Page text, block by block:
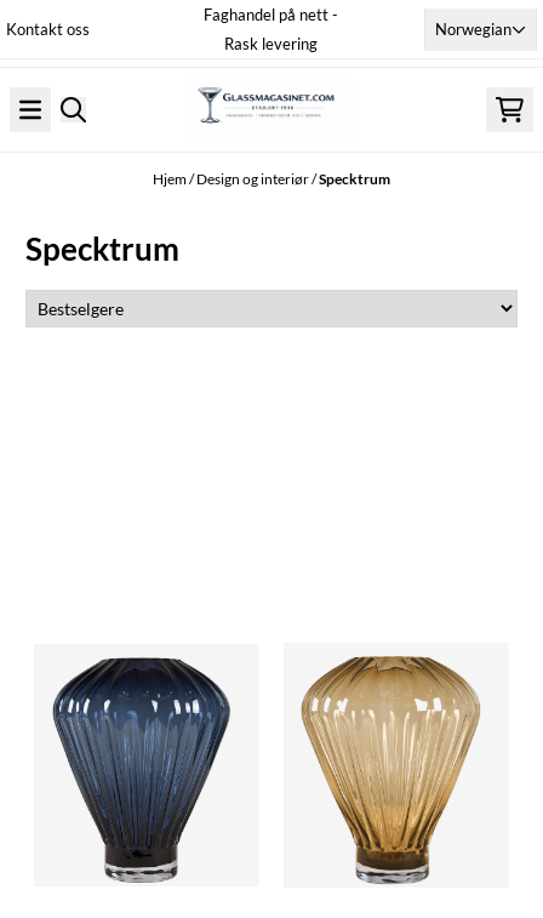
Hopp til innhold
Kontakt oss
Faghandel på nett -
Rask levering
Norwegian
Hjem/Design og interiør/Specktrum
Specktrum